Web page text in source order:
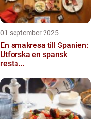
01 september 2025
En smakresa till Spanien:
Utforska en spansk
resta...